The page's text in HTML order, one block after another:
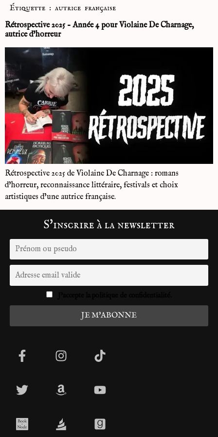
Étiquette : autrice française
Rétrospective 2025 – Année 4 pour Violaine De Charnage,
autrice d’horreur
Rétrospective 2025 de Violaine De Charnage : romans
d’horreur, reconnaissance littéraire, festivals et choix
artistiques d’une autrice française.
S'inscrire à la newsletter